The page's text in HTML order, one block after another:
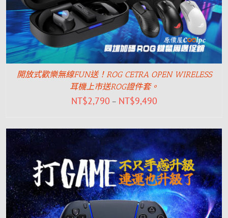
開放式歡樂無線FUN送！ROG CETRA OPEN WIRELESS
耳機上市送ROG證件套。
NT$2,790 – NT$9,490